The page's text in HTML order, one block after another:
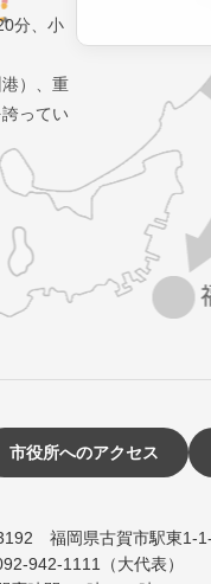
分、小
）、重
ってい
市役所へのアクセス
福岡県古賀市駅東1-
942-1111（大代表）